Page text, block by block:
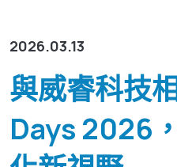
GenieAnalytics
電信級大數據流量探索與分析
GenieAnalytics Deep
化數據為洞察，讓網路效能最
DDoS 防護
即時偵測與緩解 DDoS 與殭屍
多租戶管理服務
為運營商挹注新營收的雲端託
關於威睿
聯絡我們
2026.03.13
與威睿科技
Days 2026